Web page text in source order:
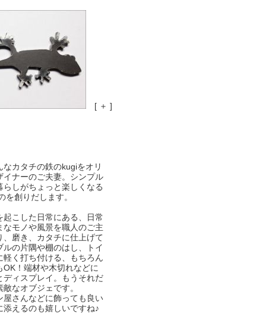
[ ＋ ]
なカタチの鉄のkugiをオリ
イナーのご夫妻。シンプル
らしがちょっと楽しくなる
を創りだします。
起こした日常にある、日常
なモノや風景を職人のご主
、磨き、カタチに仕上げて
ルの片隅や棚のはし、トイ
軽く打ち付ける、もちろん
OK！端材や木切れなどに
ディスプレイ。もうそれだ
なオブジェです。
屋さんなどに飾っても良い
添えるのも嬉しいですね♪